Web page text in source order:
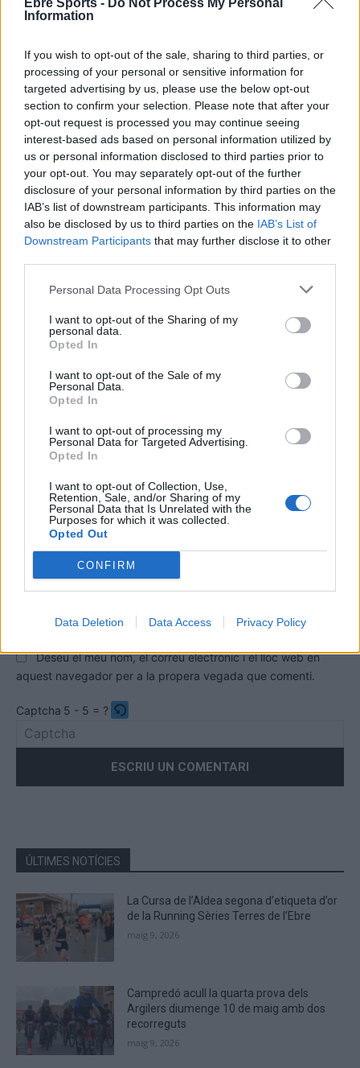
Ebre Sports - Do Not Process My Personal
Information
If you wish to opt-out of the sale, sharing to third parties, or
processing of your personal or sensitive information for
targeted advertising by us, please use the below opt-out
section to confirm your selection. Please note that after your
opt-out request is processed you may continue seeing
interest-based ads based on personal information utilized by
us or personal information disclosed to third parties prior to
your opt-out. You may separately opt-out of the further
disclosure of your personal information by third parties on the
IAB’s list of downstream participants. This information may
also be disclosed by us to third parties on the IAB’s List of
Downstream Participants that may further disclose it to other
Personal Data Processing Opt Outs
I want to opt-out of the Sharing of my
personal data.
Opted In
I want to opt-out of the Sale of my
Personal Data.
Opted In
I want to opt-out of processing my
Personal Data for Targeted Advertising.
Opted In
I want to opt-out of Collection, Use,
Retention, Sale, and/or Sharing of my
Personal Data that Is Unrelated with the
Purposes for which it was collected.
Opted Out
CONFIRM
Data Deletion Data Access Privacy Policy
Escacs
abril 14, 2026
Escacs
El Club Escacs Amposta finalitza invicte al
grup 1 de la Primera Divisió
març 20, 2026
El Club Escacs Amposta assoleix un
històric ascens a Divisió d’Honor
març 10, 2026
DEIXA UNA RESPOSTA
Comentari:
Deseu el meu nom, el correu electrònic i el lloc web en
aquest navegador per a la propera vegada que comenti.
Captcha 5 - 5 = ?
the
the
CAPTCHA
to
verify
that
you
ÚLTIMES NOTÍCIES
La Cursa de l’Aldea segona d’etiqueta d’or
de la Running Sèries Terres de l’Ebre
maig 9, 2026
Campredó acull la quarta prova dels
Argilers diumenge 10 de maig amb dos
recorreguts
maig 9, 2026